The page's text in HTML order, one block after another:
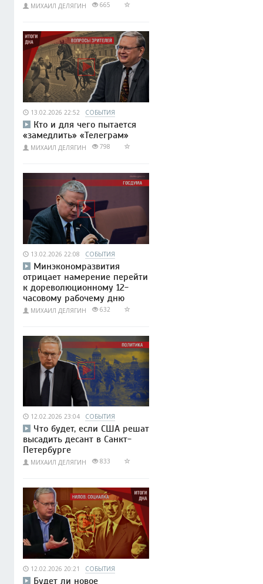
МИХАИЛ ДЕЛЯГИН 665
13.02.2026 22:52 СОБЫТИЯ
Кто и для чего пытается
«замедлить» «Телеграм»
МИХАИЛ ДЕЛЯГИН 798
13.02.2026 22:08 СОБЫТИЯ
Минэкономразвития
отрицает намерение перейти
к дореволюционному 12-
часовому рабочему дню
МИХАИЛ ДЕЛЯГИН 632
12.02.2026 23:04 СОБЫТИЯ
Что будет, если США решат
высадить десант в Санкт-
Петербурге
МИХАИЛ ДЕЛЯГИН 833
12.02.2026 20:21 СОБЫТИЯ
Будет ли новое